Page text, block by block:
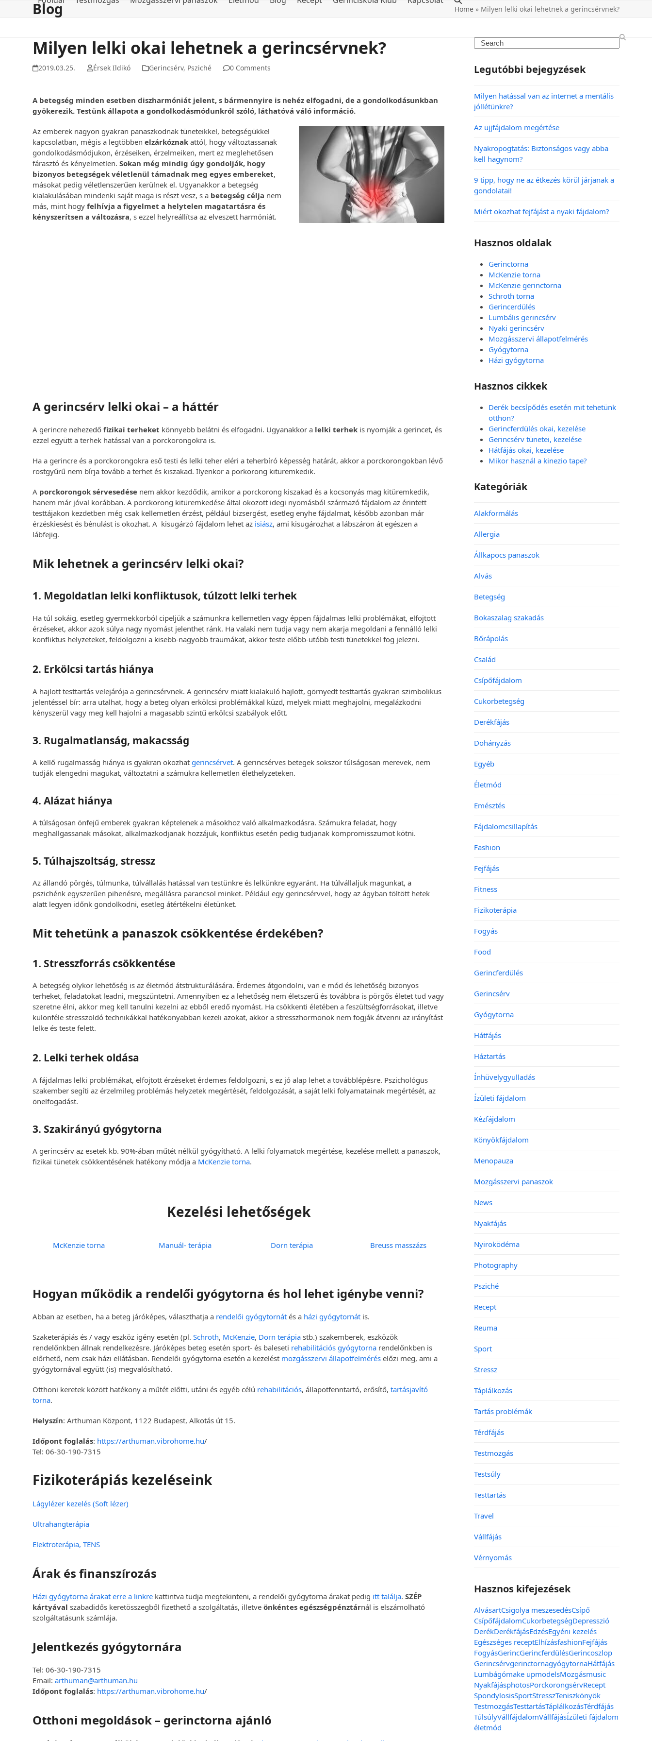
Blog Home» Milyen lelki okai lehetnek a gerincsérvnek?
Milyen lelki okai lehetnek a gerincsérvnek?
2019.03.25. Érsek Ildikó Gerincsérv, Psziché 0 Comments
A betegség minden esetben diszharmóniát jelent, s bármennyire is nehéz elfogadni, de a gondolkodásunkban
gyökerezik. Testünk állapota a gondolkodásmódunkról szóló, láthatóvá váló információ.
Az emberek nagyon gyakran panaszkodnak tüneteikkel, betegségükkel
kapcsolatban, mégis a legtöbbenelzárkóznak attól, hogy változtassanak
gondolkodásmódjukon, érzéseiken, érzelmeiken, mert ez meglehetősen
fárasztó és kényelmetlen.Sokan még mindig úgy gondolják, hogy
bizonyos betegségek véletlenül támadnak meg egyes embereket,
másokat pedig véletlenszerűen kerülnek el. Ugyanakkor a betegség
kialakulásában mindenki saját maga is részt vesz, s a betegség célja nem
más, mint hogyfelhívja a figyelmet a helytelen magatartásra és
kényszerítsen a változásra, s ezzel helyreállítsa az elveszett harmóniát.
A gerincsérv lelki okai – a háttér
A gerincre nehezedőfizikai terheket könnyebb belátni és elfogadni. Ugyanakkor a lelki terhek is nyomják a gerincet, és
ezzel együtt a terhek hatással van a porckorongokra is.
Ha a gerincre és a porckorongokra eső testi és lelki teher eléri a teherbíró képesség határát, akkor a porckorongokban lévő
rostgyűrű nem bírja tovább a terhet és kiszakad. Ilyenkor a porkorong kitüremkedik.
A porckorongok sérvesedése nem akkor kezdődik, amikor a porckorong kiszakad és a kocsonyás mag kitüremkedik,
hanem már jóval korábban. A porckorong kitüremkedése által okozott idegi nyomásból származó fájdalom az érintett
testtájakon kezdetben még csak kellemetlen érzést, például bizsergést, esetleg enyhe fájdalmat, később azonban már
érzéskiesést és bénulást is okozhat. A kisugárzó fájdalom lehet az isiász, ami kisugározhat a lábszáron át egészen a
lábfejig.
Mik lehetnek a gerincsérv lelki okai?
1. Megoldatlan lelki konfliktusok, túlzott lelki terhek
Ha túl sokáig, esetleg gyermekkorból cipeljük a számunkra kellemetlen vagy éppen fájdalmas lelki problémákat, elfojtott
érzéseket, akkor azok súlya nagy nyomást jelenthet ránk. Ha valaki nem tudja vagy nem akarja megoldani a fennálló lelki
konfliktus helyzeteket, feldolgozni a kisebb-nagyobb traumákat, akkor teste előbb-utóbb testi tünetekkel fog jelezni.
2. Erkölcsi tartás hiánya
A hajlott testtartás velejárója a gerincsérvnek. A gerincsérv miatt kialakuló hajlott, görnyedt testtartás gyakran szimbolikus
jelentéssel bír: arra utalhat, hogy a beteg olyan erkölcsi problémákkal küzd, melyek miatt meghajolni, megalázkodni
kényszerül vagy meg kell hajolni a magasabb szintű erkölcsi szabályok előtt.
3. Rugalmatlanság, makacsság
A kellő rugalmasság hiánya is gyakran okozhatgerincsérvet. A gerincsérves betegek sokszor túlságosan merevek, nem
tudják elengedni magukat, változtatni a számukra kellemetlen élethelyzeteken.
4. Alázat hiánya
A túlságosan önfejű emberek gyakran képtelenek a másokhoz való alkalmazkodásra. Számukra feladat, hogy
meghallgassanak másokat, alkalmazkodjanak hozzájuk, konfliktus esetén pedig tudjanak kompromisszumot kötni.
5. Túlhajszoltság, stressz
Az állandó pörgés, túlmunka, túlvállalás hatással van testünkre és lelkünkre egyaránt. Ha túlvállaljuk magunkat, a
pszichénk egyszerűen pihenésre, megállásra parancsol minket. Például egy gerincsérvvel, hogy az ágyban töltött hetek
alatt legyen időnk gondolkodni, esetleg átértékelni életünket.
Mit tehetünk a panaszok csökkentése érdekében?
1. Stresszforrás csökkentése
A betegség olykor lehetőség is az életmód átstrukturálására. Érdemes átgondolni, van e mód és lehetőség bizonyos
terheket, feladatokat leadni, megszüntetni. Amennyiben ez a lehetőség nem életszerű és továbbra is pörgős életet tud vagy
szeretne élni, akkor meg kell tanulni kezelni az ebből eredő nyomást. Ha csökkenti életében a feszültségforrásokat, illetve
különféle stresszoldó technikákkal hatékonyabban kezeli azokat, akkor a stresszhormonok nem fogják átvenni az irányítást
lelke és teste felett.
2. Lelki terhek oldása
A fájdalmas lelki problémákat, elfojtott érzéseket érdemes feldolgozni, s ez jó alap lehet a továbblépésre. Pszichológus
szakember segíti az érzelmileg problémás helyzetek megértését, feldolgozását, a saját lelki folyamatainak megértését, az
önelfogadást.
3. Szakirányú gyógytorna
A gerincsérv az esetek kb. 90%-ában műtét nélkül gyógyítható. A lelki folyamatok megértése, kezelése mellett a panaszok,
fizikai tünetek csökkentésének hatékony módja a McKenzie torna.
Kezelési lehetőségek
McKenzie torna Manuál- terápia Dorn terápia Breuss masszázs
Hogyan működik a rendelői gyógytorna és hol lehet igénybe venni?
Abban az esetben, ha a beteg járóképes, választhatja a rendelői gyógytornát és a házi gyógytornát is.
Szaketerápiás és / vagy eszköz igény esetén (pl.Schroth, McKenzie, Dorn terápia stb.) szakemberek, eszközök
rendelőnkben állnak rendelkezésre. Járóképes beteg esetén sport- és baleseti rehabilitációs gyógytorna rendelőnkben is
előrhető, nem csak házi ellátásban. Rendelői gyógytorna esetén a kezelést mozgásszervi állapotfelmérés előzi meg, ami a
gyógytornával együtt (is) megvalósítható.
Otthoni keretek között hatékony a műtét előtti, utáni és egyéb célú rehabilitációs, állapotfenntartó, erősítő,tartásjavító
torna.
Helyszín: Arthuman Központ, 1122 Budapest, Alkotás út 15.
Időpont foglalás: https://arthuman.vibrohome.hu/
Tel: 06-30-190-7315
Fizikoterápiás kezeléseink
Lágylézer kezelés (Soft lézer)
Ultrahangterápia
Elektroterápia, TENS
Árak és finanszírozás
Házi gyógytorna árakat erre a linkre kattintva tudja megtekinteni, a rendelői gyógytorna árakat pedig itt találja.SZÉP
kártyával szabadidős keretösszegből fizethető a szolgáltatás, illetveönkéntes egészségpénztárnál is elszámolható
szolgáltatásunk számlája.
Jelentkezés gyógytornára
Tel: 06-30-190-7315
Email: arthuman@arthuman.hu
Időpont foglalás: https://arthuman.vibrohome.hu/
Otthoni megoldások – gerinctorna ajánló
Legutóbbi bejegyzések
Milyen hatással van az internet a mentális
jóllétünkre?
Az ujjfájdalom megértése
Nyakropogtatás: Biztonságos vagy abba
kell hagynom?
9 tipp, hogy ne az étkezés körül járjanak a
gondolatai!
Miért okozhat fejfájást a nyaki fájdalom?
Hasznos oldalak
Gerinctorna
McKenzie torna
McKenzie gerinctorna
Schroth torna
Gerincerdülés
Lumbális gerincsérv
Nyaki gerincsérv
Mozgásszervi állapotfelmérés
Gyógytorna
Házi gyógytorna
Hasznos cikkek
Derék becsípődés esetén mit tehetünk
otthon?
Gerincferdülés okai, kezelése
Gerincsérv tünetei, kezelése
Hátfájás okai, kezelése
Mikor használ a kinezio tape?
Kategóriák
Alakformálás
Allergia
Állkapocs panaszok
Alvás
Betegség
Bokaszalag szakadás
Bőrápolás
Család
Csípőfájdalom
Cukorbetegség
Derékfájás
Dohányzás
Egyéb
Életmód
Emésztés
Fájdalomcsillapítás
Fashion
Fejfájás
Fitness
Fizikoterápia
Fogyás
Food
Gerincferdülés
Gerincsérv
Gyógytorna
Hátfájás
Háztartás
Ínhüvelygyulladás
Ízületi fájdalom
Kézfájdalom
Könyökfájdalom
Menopauza
Mozgásszervi panaszok
News
Nyakfájás
Nyiroködéma
Photography
Psziché
Recept
Reuma
Sport
Stressz
Táplálkozás
Tartás problémák
Térdfájás
Testmozgás
Testsúly
Testtartás
Travel
Vállfájás
Vérnyomás
Hasznos kifejezések
AlvásartCsigolya meszesedésCsípő
CsípőfájdalomCukorbetegségDepresszió
DerékDerékfájásEdzésEgyéni kezelés
Egészséges receptElhízásfashionFejfájás
FogyásGerincGerincferdülésGerincoszlop
GerincsérvgerinctornagyógytornaHátfájás
Lumbágómake upmodelsMozgásmusic
NyakfájásphotosPorckorongsérvRecept
SpondylosisSportStresszTeniszkönyök
TestmozgásTesttartásTáplálkozásTérdfájás
TúlsúlyVállfájdalomVállfájásÍzületi fájdalom
életmód